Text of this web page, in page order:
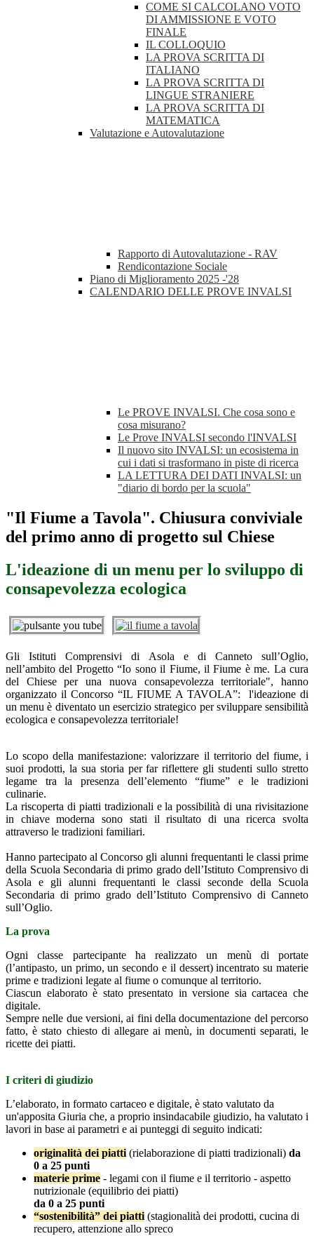
COME SI CALCOLANO VOTO
DI AMMISSIONE E VOTO
FINALE
IL COLLOQUIO
LA PROVA SCRITTA DI
ITALIANO
LA PROVA SCRITTA DI
LINGUE STRANIERE
LA PROVA SCRITTA DI
MATEMATICA
Valutazione e Autovalutazione
Rapporto di Autovalutazione - RAV
Rendicontazione Sociale
Piano di Miglioramento 2025 -'28
CALENDARIO DELLE PROVE INVALSI
Le PROVE INVALSI. Che cosa sono e
cosa misurano?
Le Prove INVALSI secondo l'INVALSI
Il nuovo sito INVALSI: un ecosistema in
cui i dati si trasformano in piste di ricerca
LA LETTURA DEI DATI INVALSI: un
"diario di bordo per la scuola"
"Il Fiume a Tavola". Chiusura conviviale
del primo anno di progetto sul Chiese
L'ideazione di un menu per lo sviluppo di
consapevolezza ecologica
Gli Istituti Comprensivi di Asola e di Canneto sull’Oglio,
nell’ambito del Progetto “Io sono il Fiume, il Fiume è me. La cura
del Chiese per una nuova consapevolezza territoriale", hanno
organizzato il Concorso “IL FIUME A TAVOLA”: l'ideazione di
un menu è diventato un esercizio strategico per sviluppare sensibilità
ecologica e consapevolezza territoriale!
Lo scopo della manifestazione: valorizzare il territorio del fiume, i
suoi prodotti, la sua storia per far riflettere gli studenti sullo stretto
legame tra la presenza dell’elemento “fiume” e le tradizioni
culinarie.
La riscoperta di piatti tradizionali e la possibilità di una rivisitazione
in chiave moderna sono stati il risultato di una ricerca svolta
attraverso le tradizioni familiari.
Hanno partecipato al Concorso gli alunni frequentanti le classi prime
della Scuola Secondaria di primo grado dell’Istituto Comprensivo di
Asola e gli alunni frequentanti le classi seconde della Scuola
Secondaria di primo grado dell’Istituto Comprensivo di Canneto
sull’Oglio.
La prova
Ogni classe partecipante ha realizzato un menù di portate
(l’antipasto, un primo, un secondo e il dessert) incentrato su materie
prime e tradizioni legate al fiume o comunque al territorio.
Ciascun elaborato è stato presentato in versione sia cartacea che
digitale.
Sempre nelle due versioni, ai fini della documentazione del percorso
fatto, è stato chiesto di allegare ai menù, in documenti separati, le
ricette dei piatti.
I criteri di giudizio
L’elaborato, in formato cartaceo e digitale, è stato valutato da
un'apposita Giuria che, a proprio insindacabile giudizio, ha valutato i
lavori in base ai parametri e ai punteggi di seguito indicati:
originalità dei piatti (rielaborazione di piatti tradizionali) da
0 a 25 punti
materie prime - legami con il fiume e il territorio - aspetto
nutrizionale (equilibrio dei piatti)
da 0 a 25 punti
“sostenibilità” dei piatti (stagionalità dei prodotti, cucina di
recupero, attenzione allo spreco